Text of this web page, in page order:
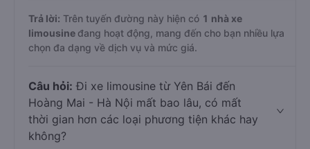
Trả lời: Trên tuyến đường này hiện có 1 nhà xe
limousine đang hoạt động, mang đến cho bạn nhiều lựa
chọn đa dạng về dịch vụ và mức giá.
Câu hỏi: Đi xe limousine từ Yên Bái đến
Hoàng Mai - Hà Nội mất bao lâu, có mất
thời gian hơn các loại phương tiện khác hay
không?